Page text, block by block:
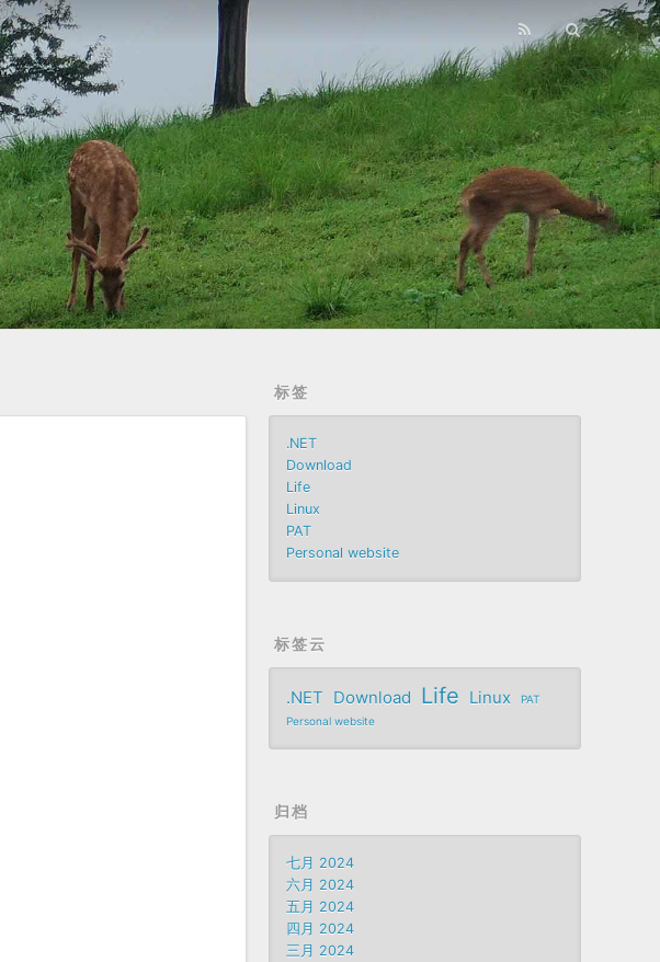
标签
.NET
Download
Life
Linux
PAT
Personal website
标签云
.NET Download Life Linux
PAT
Personal website
归档
七月 2024
六月 2024
五月 2024
四月 2024
三月 2024